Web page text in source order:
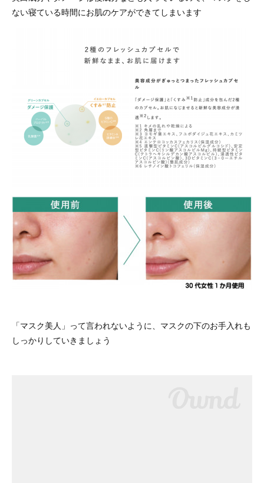
ない寝ている時間にお肌のケアができてしまいます
「マスク美人」って言われないように、マスクの下のお手入れも
しっかりしていきましょう